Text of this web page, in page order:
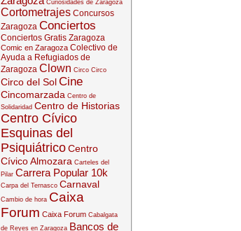
Curiosidades de Zaragoza
Cortometrajes Concursos
Zaragoza Conciertos
Conciertos Gratis Zaragoza
Comic en Zaragoza Colectivo de
Ayuda a Refugiados de
Zaragoza Clown Circo Circo
Circo del SolCine
Cincomarzada Centro de
Solidaridad Centro de Historias
Centro Cívico
Esquinas del
PsiquiátricoCentro
Cívico Almozara Carteles del
Pilar Carrera Popular 10k
Carpa del Ternasco Carnaval
Cambio de hora Caixa
Forum Caixa Forum Cabalgata
de Reyes en Zaragoza Bancos de